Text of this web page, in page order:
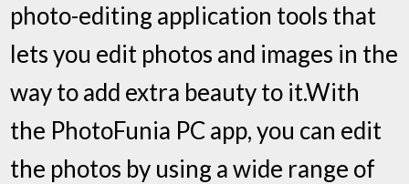
photo-editing application tools that
lets you edit photos and images in the
way to add extra beauty to it.With
the PhotoFunia PC app, you can edit
the photos by using a wide range of